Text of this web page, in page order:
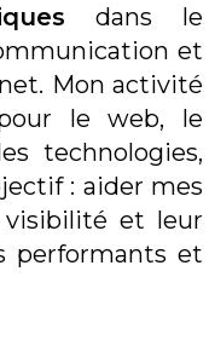
dans le
et
Mon activité
le web, le
technologies,
: aider mes
visibilité et leur
performants et